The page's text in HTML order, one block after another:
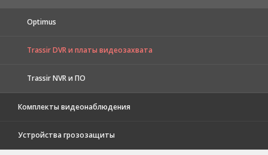
Optimus
Trassir DVR и платы видеозахвата
Trassir NVR и ПО
Комплекты видеонаблюдения
Устройства грозозащиты